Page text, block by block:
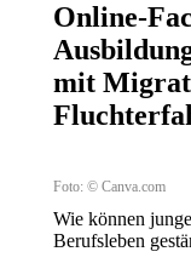
Online-
mit
Foto: © Canva.com
Wie können
Berufsleben